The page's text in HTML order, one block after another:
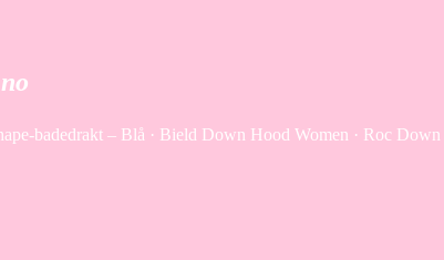
badedrakt – Blå · Bield Down Hood Women · Roc